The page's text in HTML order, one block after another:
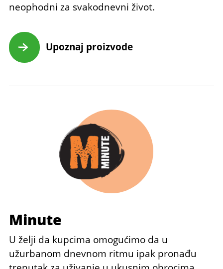
neophodni za svakodnevni život.
Upoznaj proizvode
Minute
U želji da kupcima omogućimo da u
užurbanom dnevnom ritmu ipak pronađu